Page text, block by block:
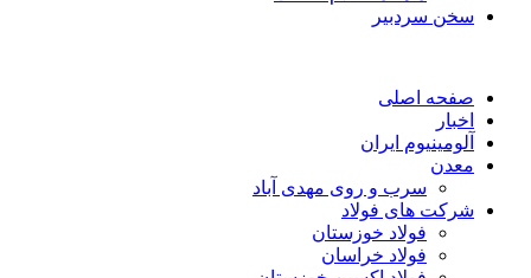
سخن سردبیر
صفحه اصلی
اخبار
آلومینیوم ایران
معدن
سرب و روی مهدی آباد
شرکت های فولاد
فولاد خوزستان
فولاد خراسان